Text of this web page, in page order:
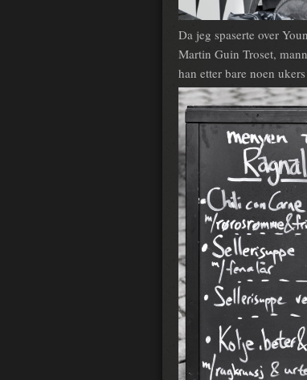
Da jeg spaserte over
Martin Guin Troset,
han etter bare noen